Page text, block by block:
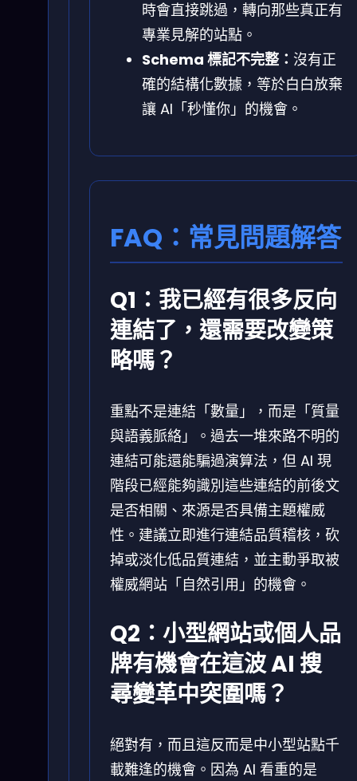
時會直接跳過，轉向那些真正有
專業見解的站點。
Schema 標記不完整： 沒有正
確的結構化數據，等於白白放棄
讓 AI「秒懂你」的機會。
FAQ：常見問題解答
Q1：我已經有很多反向
連結了，還需要改變策
略嗎？
重點不是連結「數量」，而是「質量
與語義脈絡」。過去一堆來路不明的
連結可能還能騙過演算法，但 AI 現
階段已經能夠識別這些連結的前後文
是否相關、來源是否具備主題權威
性。建議立即進行連結品質稽核，砍
掉或淡化低品質連結，並主動爭取被
權威網站「自然引用」的機會。
Q2：小型網站或個人品
牌有機會在這波 AI 搜
尋變革中突圍嗎？
絕對有，而且這反而是中小型站點千
載難逢的機會。因為 AI 看重的是